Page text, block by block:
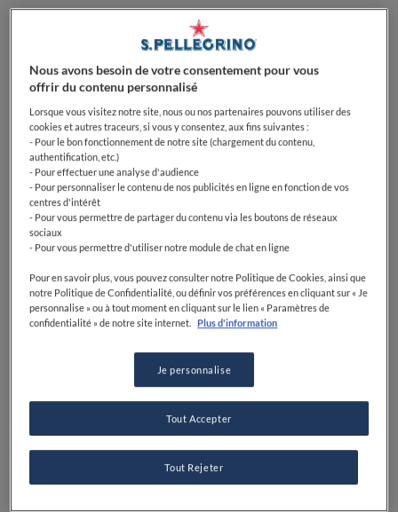
Qu'est-ce qu'un poireau ?
Le poireau est un légume de la famille des oignons. Il
est facile à repérer avec leurs longues tiges blanches
Nous avons besoin de votre consentement pour vous
offrir du contenu personnalisé
Lorsque vous visitez notre site, nous ou nos partenaires pouvons utiliser des
cookies et autres traceurs, si vous y consentez, aux fins suivantes :
- Pour le bon fonctionnement de notre site (chargement du contenu,
authentification, etc.)
- Pour effectuer une analyse d'audience
- Pour personnaliser le contenu de nos publicités en ligne en fonction de vos
centres d'intérêt
- Pour vous permettre de partager du contenu via les boutons de réseaux
sociaux
- Pour vous permettre d'utiliser notre module de chat en ligne
Pour en savoir plus, vous pouvez consulter notre Politique de Cookies, ainsi que
notre Politique de Confidentialité, ou définir vos préférences en cliquant sur « Je
personnalise » ou à tout moment en cliquant sur le lien « Paramètres de
confidentialité » de notre site internet.
Plus d'information
Je personnalise
Tout Rejeter
Tout Accepter